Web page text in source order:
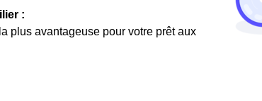
:
plus avantageuse pour votre prêt aux